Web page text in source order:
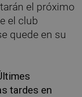
el próximo
el club
quede en su
tardes en